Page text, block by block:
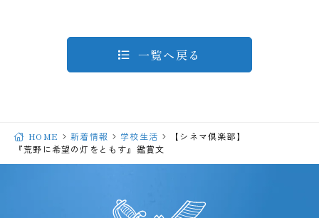
一覧へ戻る
HOME 新着情報 学校生活
【シネマ倶楽部】
『荒野に希望の灯をともす』鑑賞文